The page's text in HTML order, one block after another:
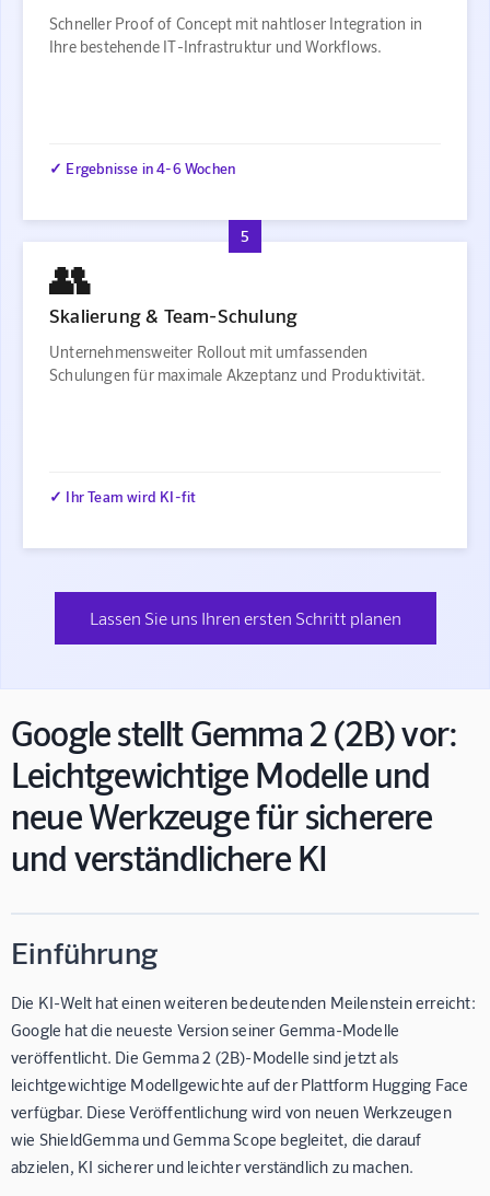
Schneller Proof of Concept mit nahtloser Integration in
Ihre bestehende IT-Infrastruktur und Workflows.
✓ Ergebnisse in 4-6 Wochen
5
👥
Skalierung & Team-Schulung
Unternehmensweiter Rollout mit umfassenden
Schulungen für maximale Akzeptanz und Produktivität.
✓ Ihr Team wird KI-fit
Lassen Sie uns Ihren ersten Schritt planen
Google stellt Gemma 2 (2B) vor:
Leichtgewichtige Modelle und
neue Werkzeuge für sicherere
und verständlichere KI
Einführung
Die KI-Welt hat einen weiteren bedeutenden Meilenstein erreicht:
Google hat die neueste Version seiner Gemma-Modelle
veröffentlicht. Die Gemma 2 (2B)-Modelle sind jetzt als
leichtgewichtige Modellgewichte auf der Plattform Hugging Face
verfügbar. Diese Veröffentlichung wird von neuen Werkzeugen
wie ShieldGemma und Gemma Scope begleitet, die darauf
abzielen, KI sicherer und leichter verständlich zu machen.